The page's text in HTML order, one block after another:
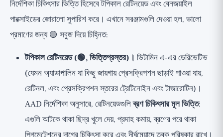
নির্দেশিকা চিকিৎসার ভিত্তি হিসেবে টপিকাল রেটিনয়েড এবং বেনজয়াইল
পারক্সাইডের জোরালো সুপারিশ করে। এখানে সরঞ্জামগুলি দেওয়া হল, ভালো
প্রমাণের জন্য 🟢 সবুজ দিয়ে চিহ্নিত:
টপিকাল রেটিনয়েড (🟢, ভিত্তিপ্রস্তর)। ভিটামিন এ-এর ডেরিভেটিভ
(যেমন অ্যাডাপালিন যা কিছু জায়গায় প্রেসক্রিপশন ছাড়াই পাওয়া যায়,
রেটিনল, এবং প্রেসক্রিপশন স্তরের ট্রেটিনোইন এবং টাজারোটিন)।
AAD নির্দেশিকা অনুসারে, রেটিনয়েডগুলিব্রণ চিকিৎসার মূল ভিত্তি:
এগুলি আটকে থাকা ছিদ্র খুলে দেয়, প্রদাহ কমায়, ব্রণের পরে থাকা